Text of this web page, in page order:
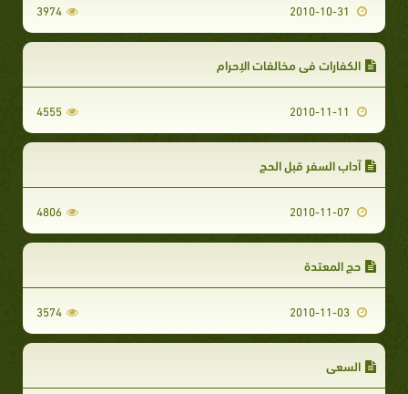
3974
الكفارات في مخالفات الإحرام
4555
آداب السفر قبل الحج
4806
حج المعتدة
3574
السعي